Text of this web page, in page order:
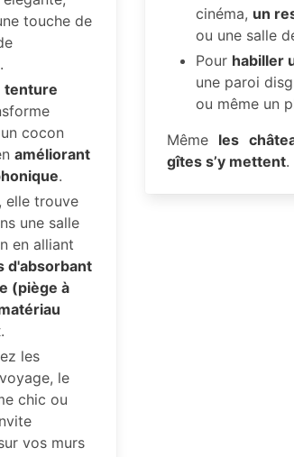
touche de
tenture
un cocon
améliorant
.
, elle trouve
une salle
en alliant
d'absorbant
(piège à
.
les
le
chic ou
vos murs
cinéma, un
ou une salle
Pour habiller
une paroi
ou même un
Même les
gîtes s’y mettent.